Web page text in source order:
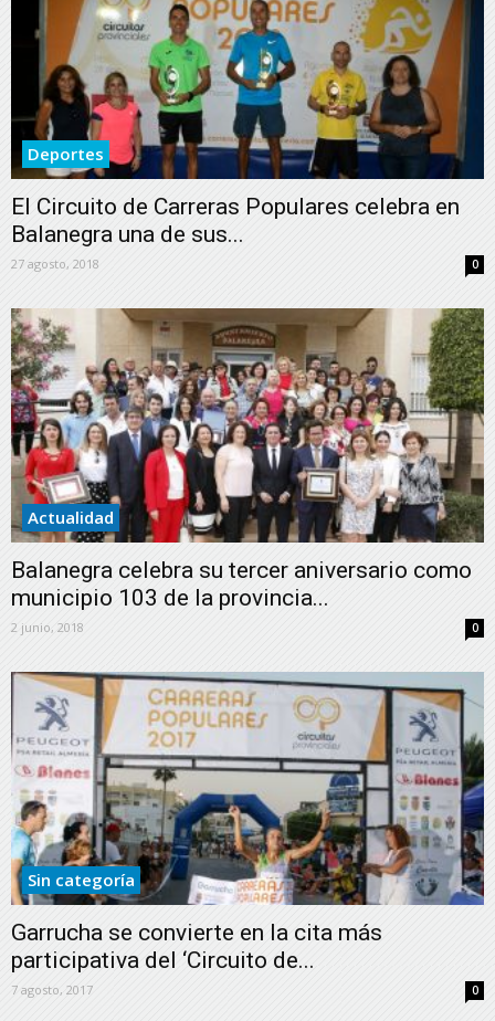
Deportes
El Circuito de Carreras Populares celebra en
Balanegra una de sus...
27 agosto, 2018 0
Actualidad
Balanegra celebra su tercer aniversario como
municipio 103 de la provincia...
2 junio, 2018 0
Sin categoría
Garrucha se convierte en la cita más
participativa del ‘Circuito de...
7 agosto, 2017 0